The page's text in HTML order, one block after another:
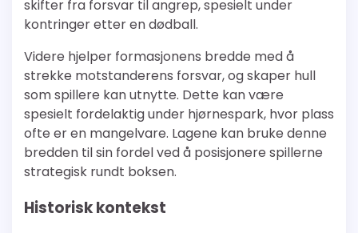
skifter fra forsvar til angrep, spesielt under
kontringer etter en dødball.
Videre hjelper formasjonens bredde med å
strekke motstanderens forsvar, og skaper hull
som spillere kan utnytte. Dette kan være
spesielt fordelaktig under hjørnespark, hvor plass
ofte er en mangelvare. Lagene kan bruke denne
bredden til sin fordel ved å posisjonere spillerne
strategisk rundt boksen.
Historisk kontekst